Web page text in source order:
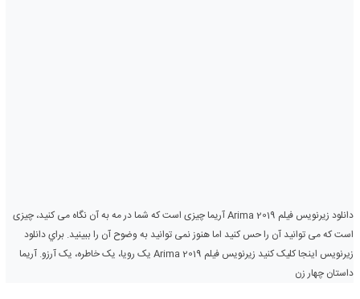
دانلود زیرنویس فیلم Arima 2019 آریما چیزی است که شما در مه به آن نگاه می کنید، چیزی
است که می توانید آن را حس کنید اما هنوز نمی توانید به وضوح آن را ببینید. براي دانلود
زيرنويس اينجا کليک کنيد زیرنویس فیلم Arima 2019 یک رویا، یک خاطره، یک آرزو. آریما
داستان چهار زن